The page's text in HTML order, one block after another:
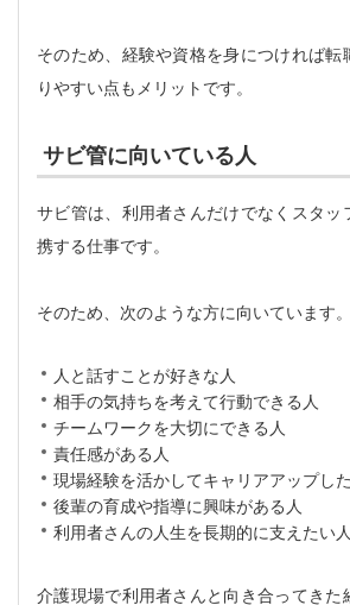
そのため、経験や資格を身につければ転
りやすい点もメリットです。
サビ管に向いている人
サビ管は、利用者さんだけでなくスタッ
携する仕事です。
そのため、次のような方に向いています。
人と話すことが好きな人
相手の気持ちを考えて行動できる人
チームワークを大切にできる人
責任感がある人
現場経験を活かしてキャリアアップし
後輩の育成や指導に興味がある人
利用者さんの人生を長期的に支えたい人
介護現場で利用者さんと向き合ってきた